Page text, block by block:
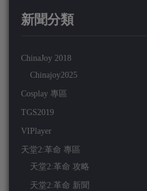
新聞分類
ChinaJoy 2018
Chinajoy2025
Cosplay 專區
TGS2019
VIPlayer
天堂2:革命 專區
天堂2:革命 攻略
天堂2:革命 新聞